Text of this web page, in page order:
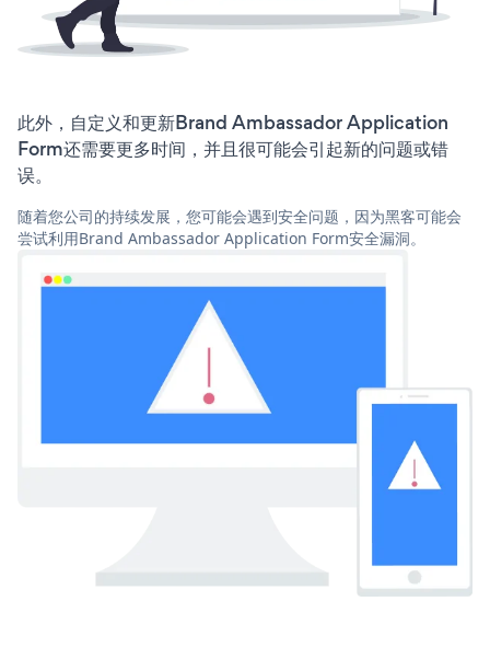
此外，自定义和更新Brand Ambassador Application
Form还需要更多时间，并且很可能会引起新的问题或错
误。
随着您公司的持续发展，您可能会遇到安全问题，因为黑客可能会
尝试利用Brand Ambassador Application Form安全漏洞。